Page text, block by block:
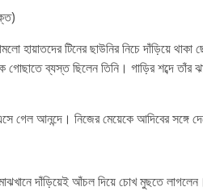
হায়াতদের টিনের ছাউনির নিচে দাঁড়িয়ে
গোছাতে ব্যস্ত ছিলেন তিনি। গাড়ির শব্দে
গেল আনন্দে। নিজের মেয়েকে আদিবের
দাঁড়িয়েই আঁচল দিয়ে চোখ মুছতে